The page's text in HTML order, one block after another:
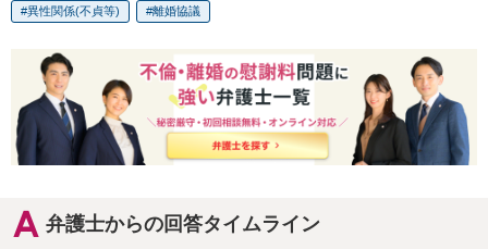
異性関係(不貞等) 離婚協議
弁護士からの回答タイムライン